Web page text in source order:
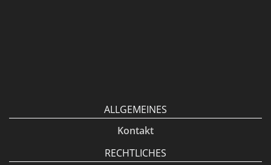
ALLGEMEINES
Kontakt
RECHTLICHES